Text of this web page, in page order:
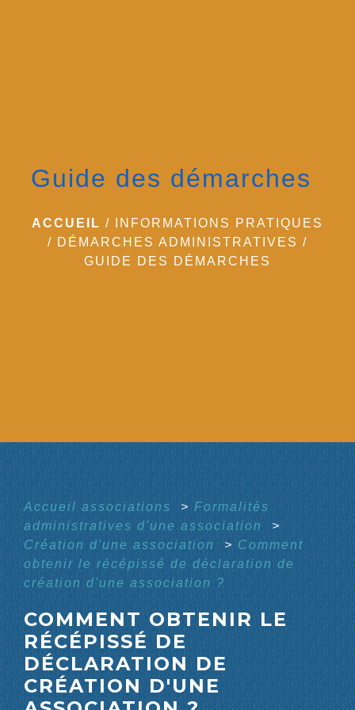
Guide des démarches
ACCUEIL /
INFORMATIONS PRATIQUES
/ DÉMARCHES ADMINISTRATIVES /
GUIDE DES DÉMARCHES
Accueil associations > Formalités
administratives d'une association>
Création d'une association> Comment
obtenir le récépissé de déclaration de
création d'une association ?
COMMENT OBTENIR LE
RÉCÉPISSÉ DE
DÉCLARATION DE
CRÉATION D'UNE